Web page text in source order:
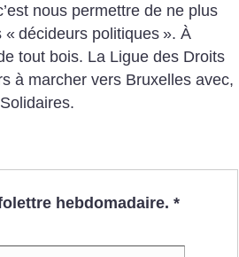
nous permettre de ne plus
« décideurs politiques ». À
tout bois. La Ligue des Droits
à marcher vers Bruxelles avec,
hebdomadaire. *